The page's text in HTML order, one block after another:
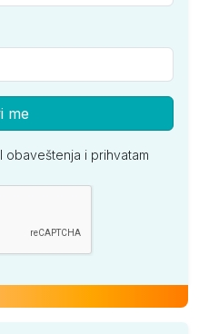
me
obaveštenja i prihvatam